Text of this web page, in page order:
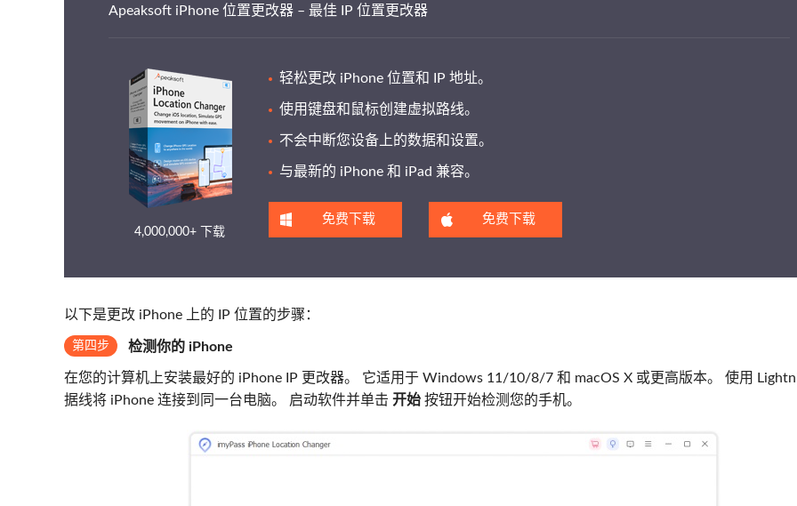
Apeaksoft iPhone 位置更改器 – 最佳 IP 位置更改器
4,000,000+ 下载
轻松更改 iPhone 位置和 IP 地址。
使用键盘和鼠标创建虚拟路线。
不会中断您设备上的数据和设置。
与最新的 iPhone 和 iPad 兼容。
免费下载 免费下载
以下是更改 iPhone 上的 IP 位置的步骤：
第四步 检测你的 iPhone
在您的计算机上安装最好的 iPhone IP 更改器。 它适用于 Windows 11/10/8/7 和 macOS X 或更高版本。 使用
据线将 iPhone 连接到同一台电脑。 启动软件并单击 开始 按钮开始检测您的手机。